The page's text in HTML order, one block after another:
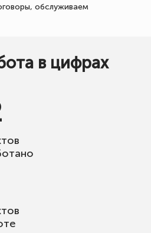
обслуживаем
в цифрах